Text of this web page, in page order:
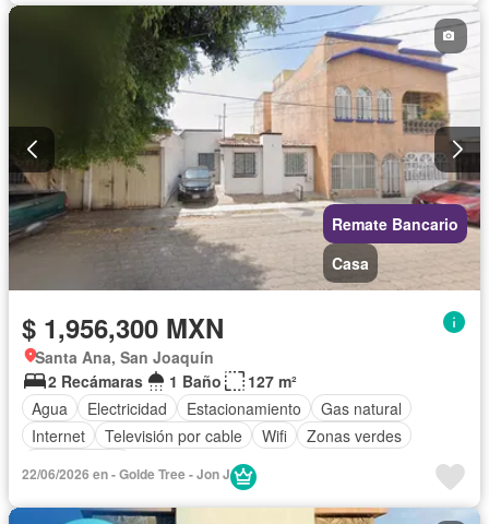
Estacionamiento
Internet Jardín
Recámara con closet
Televisión por cable Terraza
Wifi
Sin amueblar
Remate Bancario
Casa
$ 1,956,300 MXN
Santa Ana, San Joaquín
2 Recámaras
1 Baño
127 m²
Agua
Electricidad Estacionamiento
Gas natural
Internet
Televisión por cable Wifi
Zonas verdes
22/06/2026 en - Golde Tree - Jon J